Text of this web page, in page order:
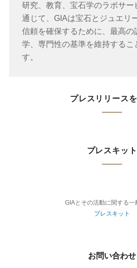
研究、教育、宝石学のラボサー
通じて、GIAは宝石とジュエリ
信頼を確保するために、最高の
学、専門性の基準を維持するこ
す。
プレスリリース
プレスキット
GIAとその活動に関する一
プレスキット
お問い合わせ